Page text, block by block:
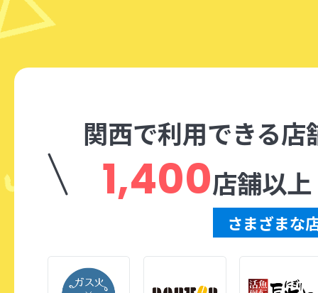
関西で利用できる店
1,400店舗以
さまざまな